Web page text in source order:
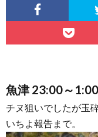
魚津 23:00～1:00
チヌ狙いでしたが玉
いちよ報告まで。